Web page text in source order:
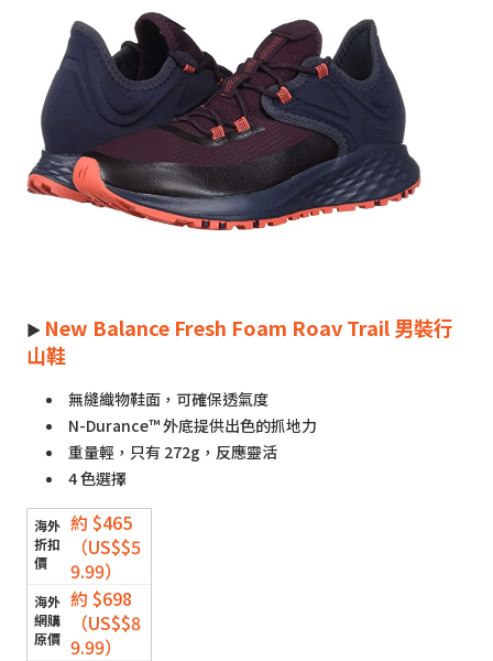
► New Balance Fresh Foam Roav Trail 男裝行
山鞋
無縫織物鞋面，可確保透氣度
N-Durance™ 外底提供出色的抓地力
重量輕，只有 272g，反應靈活
4 色選擇
約 $465
（US$$5
9.99）
約 $698
（US$$8
9.99）